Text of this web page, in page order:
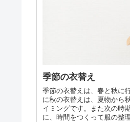
季節の衣替え
季節の衣替えは、春と秋に
に秋の衣替えは、夏物から
イミングです。また次の時
に、時間をつくって服の整